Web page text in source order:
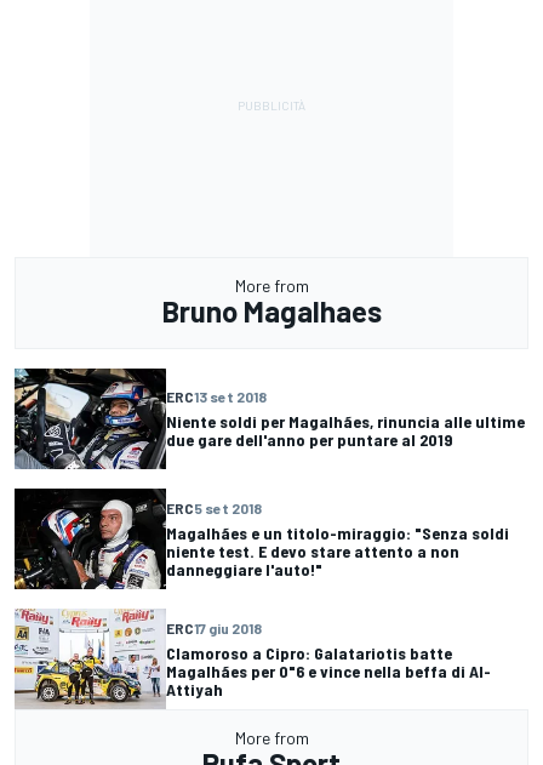
More from
Bruno Magalhaes
ERC13 set 2018
Niente soldi per Magalhães, rinuncia alle ultime
due gare dell'anno per puntare al 2019
ERC5 set 2018
Magalhães e un titolo-miraggio: "Senza soldi
niente test. E devo stare attento a non
danneggiare l'auto!"
ERC17 giu 2018
Clamoroso a Cipro: Galatariotis batte
Magalhães per 0"6 e vince nella beffa di Al-
Attiyah
More from